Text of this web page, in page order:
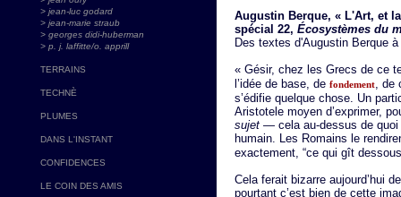
> jean-luc godard
> jean-marie straub
> georges didi-huberman
> p. j. laffitte/o. apprill
TERRAINS
TECHNÈ
PLUMES
DANS L'INSTANT
CONFIDENCES
LE COIN DES AMIS
Augustin Berque, « L'Art, et
spécial 22, Écosystèmes du
Des textes d'Augustin Berque
« Gésir, chez les Grecs de ce
l’idée de base, de fondement, de
s’édifie quelque chose. Un
Aristotele moyen d’exprimer,
sujet — cela au-dessus de quoi
humain. Les Romains le
exactement, “ce qui gît
Cela ferait bizarre aujourd’hui
pourtant c’est bien de cette